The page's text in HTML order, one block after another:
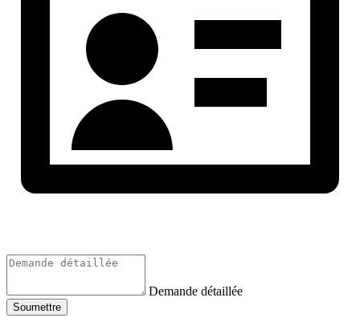
Demande détaillée
Soumettre